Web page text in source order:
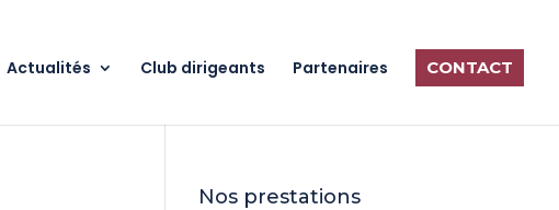
Actualités Club dirigeants Partenaires CONTACT
Nos prestations